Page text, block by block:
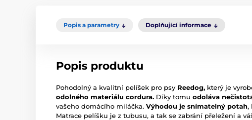
Popis a parametry Doplňující informace
Popis produktu
Pohodolný a kvalitní pelíšek pro psy Reedog, který je
odolného materiálu cordura. Díky tomu odoláva
vašeho domácího miláčka. Výhodou je snímatelný potah,
Matrace pelíšku je z tubusu, a tak se zabrání přeležení a